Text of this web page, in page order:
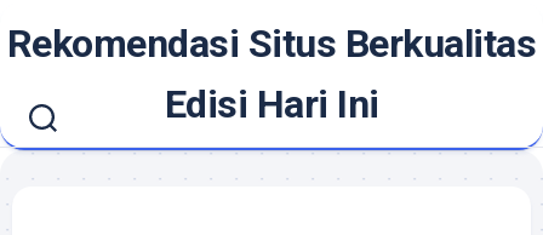
toRekomendasi Situs Berkualitas
Edisi Hari Ini